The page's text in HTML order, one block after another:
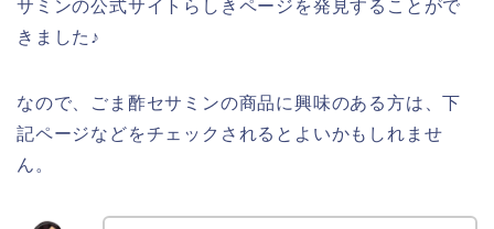
サミンの公式サイトらしきページを発見することがで
きました♪
なので、ごま酢セサミンの商品に興味のある方は、下
記ページなどをチェックされるとよいかもしれませ
ん。